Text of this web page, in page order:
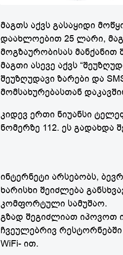
მაგთს აქვს გასაყიდი
დაახლოებით 25 ლარი,
მოგზაურობისას
მაგთი ასევე აქვს
შეუზღუდავი ზარები და
მომსახურებასთან
კიდევ ერთი ნიუანსი
ნომერზე 112. ეს გადახდა
ინტერნეტი არსებობს,
ხარისხი შეიძლება
კომფორტული სამუშაო.
გზად შეგიძლიათ იპოვოთ
ჩვეულებრივ
WiFi- ით.